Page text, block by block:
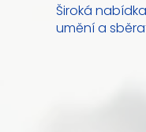
Široká
umění a